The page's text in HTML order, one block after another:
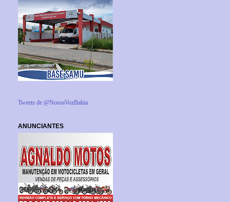
Tweets de @NossaVozBahia
ANUNCIANTES